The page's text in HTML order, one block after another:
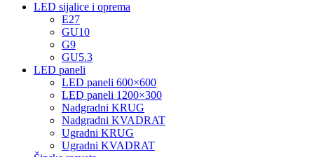
LED sijalice i oprema
E27
GU10
G9
GU5.3
LED paneli
LED paneli 600×600
LED paneli 1200×300
Nadgradni KRUG
Nadgradni KVADRAT
Ugradni KRUG
Ugradni KVADRAT